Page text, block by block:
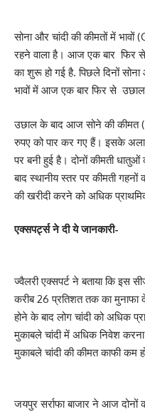
सोना और चांदी की कीमतों में
रहने वाला है। आज एक बार फिर से
का शुरू हो गई है. पिछले दिनों
भावों में आज एक बार फिर से उछाल
उछाल के बाद आज सोने की कीमत
रुपए को पार कर गए हैं। इसके
पर बनी हुई है। दोनों कीमती
बाद स्थानीय स्तर पर कीमती
की खरीदी करने को अधिक
एक्सपर्ट्स ने दी ये जानकारी-
ज्वैलरी एक्सपर्ट ने बताया कि इस
करीब 26 प्रतिशत तक का मुनाफा
होने के बाद लोग चांदी को अधिक
मुकाबले चांदी में अधिक निवेश
मुकाबले चांदी की कीमत काफी कम
जयपुर सर्राफा बाजार ने आज